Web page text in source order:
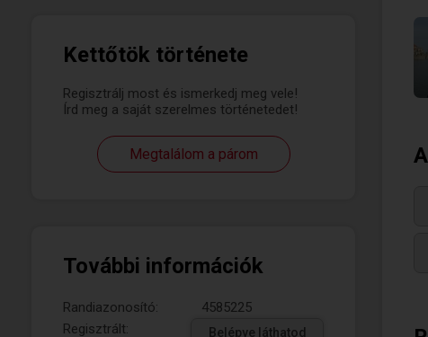
Kettőtök története
Regisztrálj most és ismerkedj meg vele!
Írd meg a saját szerelmes történetedet!
Megtalálom a párom
További információk
Randiazonosító:
4585225
Regisztrált:
Belépve láthatod